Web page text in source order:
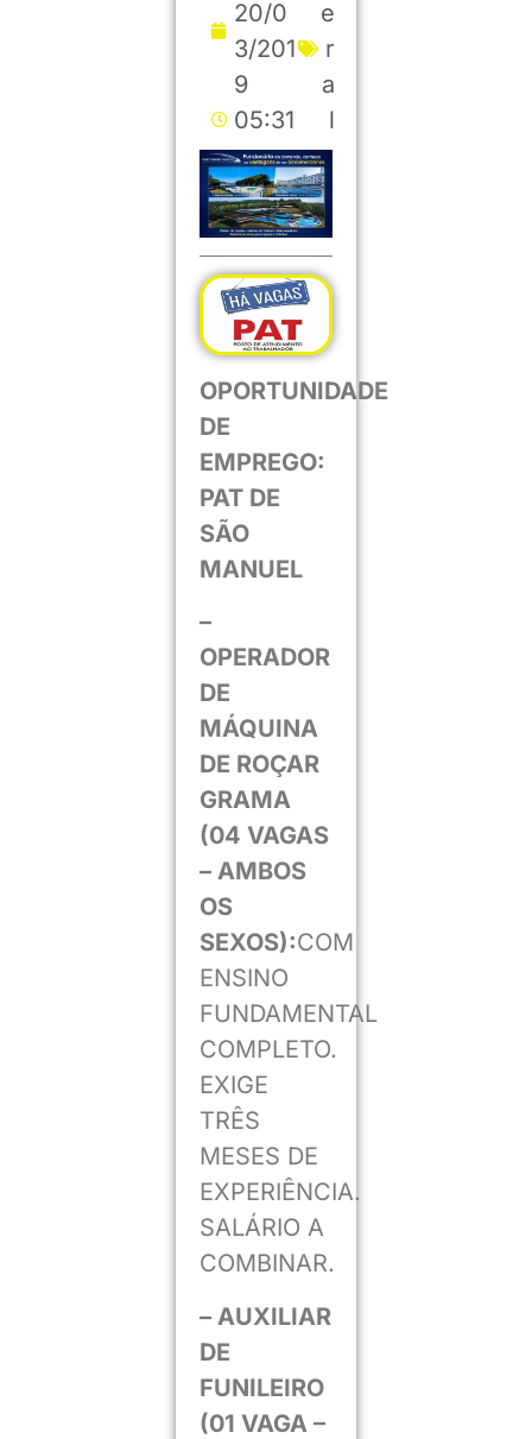
20/0
3/201
9
05:31
e
r
a
l
OPORTUNIDADE
DE
EMPREGO:
PAT DE
SÃO
MANUEL
–
OPERADOR
DE
MÁQUINA
DE ROÇAR
GRAMA
(04 VAGAS
– AMBOS
OS
SEXOS):COM
ENSINO
FUNDAMENTAL
COMPLETO.
EXIGE
TRÊS
MESES DE
EXPERIÊNCIA.
SALÁRIO A
COMBINAR.
– AUXILIAR
DE
FUNILEIRO
(01 VAGA –